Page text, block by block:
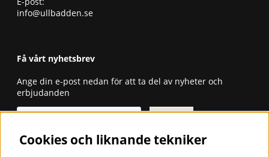
info@ullbadden.se
Få vårt nyhetsbrev
Ange din e-post nedan för att ta del av nyheter och
erbjudanden
Skicka
ULLBÄDDEN - SÄNGKLÄDER FÖR
Cookies och liknande tekniker